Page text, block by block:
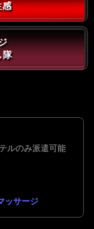
感
隊
ルのみ派遣可能
ッサージ